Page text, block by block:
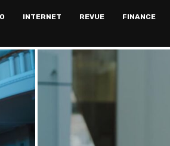
INTERNET REVUE FINANCE